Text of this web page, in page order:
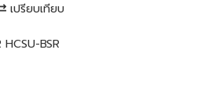
เปรียบเทียบ
HCSU-BSR